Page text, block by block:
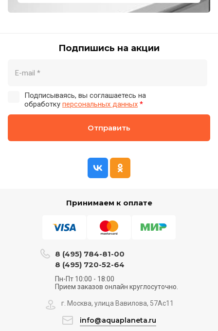
Подпишись на акции
Подписываясь, вы соглашаетесь на
обработку персональных данных *
Отправить
Принимаем к оплате
8 (495) 784-81-00
8 (495) 720-52-64
Пн-Пт 10:00 - 18:00
Прием заказов онлайн круглосуточно.
г. Москва, улица Вавилова, 57Ас11
info@aquaplaneta.ru